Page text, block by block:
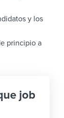
y los
principio a
job